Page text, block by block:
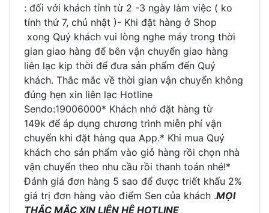
: đối với khách tỉnh từ 2 -3 ngày làm việc ( ko
tính thứ 7, chủ nhật )- Khi đặt hàng ở Shop
xong Quý khách vui lòng nghe máy trong thời
gian giao hàng để bên vận chuyển giao hàng
liên lạc kịp thời để đưa sản phẩm đến Quý
khách. Thắc mắc về thời gian vận chuyển không
đúng hẹn xin liên lạc Hotline
Sendo:19006000* Khách nhớ đặt hàng từ
149k để áp dụng chương trình miễn phí vận
chuyển khi đặt hàng qua App.* Khi mua Quý
khách cho sản phẩm vào giỏ hàng rồi chọn nhà
vận chuyển theo nhu cầu rồi thanh toán nhé!*
Đánh giá đơn hàng 5 sao để được triết khấu 2%
giá trị đơn hàng vào điểm Sen của khách .MỌI
THẮC MẮC XIN LIÊN HỆ HOTLINE